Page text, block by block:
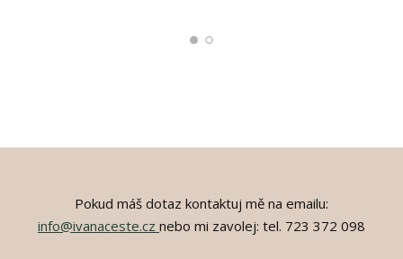
Pokud máš dotaz kontaktuj mě na emailu:
info@ivanaceste.cz nebo mi zavolej: tel. 723 372 098